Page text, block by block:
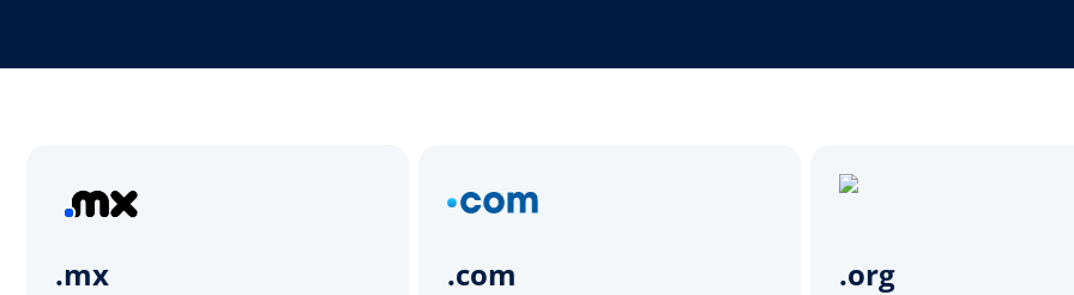
.mx .com .org